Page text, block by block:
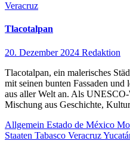
Veracruz
Tlacotalpan
20. Dezember 2024 Redaktion
Tlacotalpan, ein malerisches
mit seinen bunten Fassaden
aus aller Welt an. Als
Mischung aus Geschichte,
Allgemein Estado de México
Staaten Tabasco Veracruz